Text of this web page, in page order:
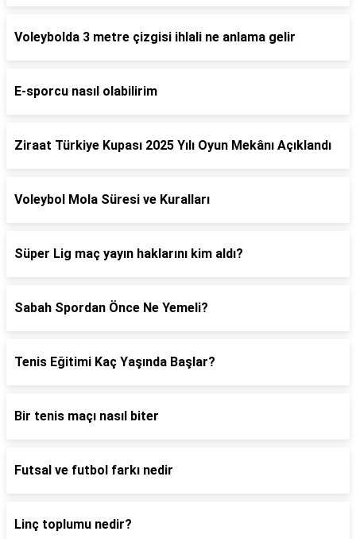
Voleybolda 3 metre çizgisi ihlali ne anlama gelir
E-sporcu nasıl olabilirim
Ziraat Türkiye Kupası 2025 Yılı Oyun Mekânı Açıklandı
Voleybol Mola Süresi ve Kuralları
Süper Lig maç yayın haklarını kim aldı?
Sabah Spordan Önce Ne Yemeli?
Tenis Eğitimi Kaç Yaşında Başlar?
Bir tenis maçı nasıl biter
Futsal ve futbol farkı nedir
Linç toplumu nedir?